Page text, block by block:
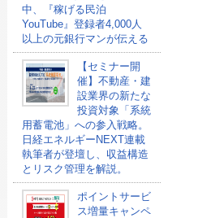
中、『稼げる民泊
YouTube』登録者4,000人
以上の元銀行マンが伝える
【セミナー開
催】不動産・建
設業界の新たな
投資対象「系統
用蓄電池」への参入戦略。
日経エネルギーNEXT連載
執筆者が登壇し、収益構造
とリスク管理を解説。
ポイントサービ
ス増量キャンペ